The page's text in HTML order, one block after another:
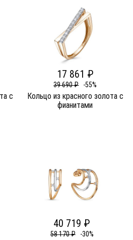
c
17 861 ₽
39 690 ₽ -55%
Кольцо из красного золота c
фианитами
40 719 ₽
58 170 ₽ -30%